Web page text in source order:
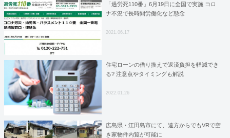
「過労死110番」6月19日に全国で実施 コロ
ナ不況で長時間労働化など懸念
2021.06.17
住宅ローンの借り換えで返済負担を軽減でき
る? 注意点やタイミングも解説
2022.01.26
広島県・江田島市にて、遠方からでもVRで空
き家物件内覧が可能に